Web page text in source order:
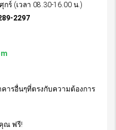
ร์ (เวลา 08.30-16.00 น.)
2297
ารอื่นๆที่ตรงกับความต้องการ
ณ ฟรี!